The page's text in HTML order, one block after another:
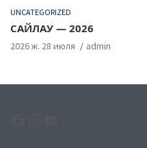
UNCATEGORIZED
САЙЛАУ — 2026
2026 ж. 28 июля admin